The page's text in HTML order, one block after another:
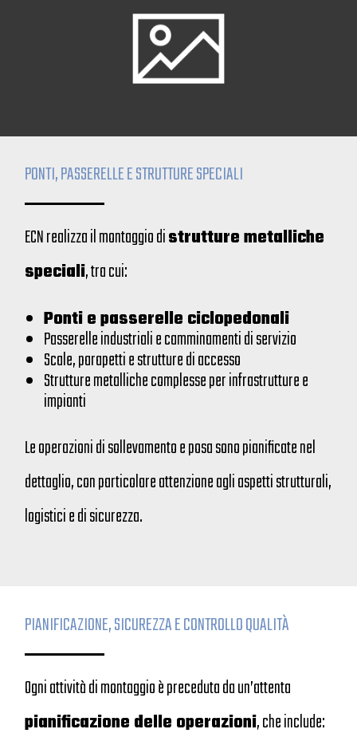
PONTI, PASSERELLE E STRUTTURE SPECIALI
ECN realizza il montaggio distrutture metalliche
speciali, tra cui:
Ponti e passerelle ciclopedonali
Passerelle industriali e camminamenti di servizio
Scale, parapetti e strutture di accesso
Strutture metalliche complesse per infrastrutture e
impianti
Le operazioni di sollevamento e posa sono pianificate nel
dettaglio, con particolare attenzione agli aspetti strutturali,
logistici e di sicurezza.
PIANIFICAZIONE, SICUREZZA E CONTROLLO QUALITÀ
Ogni attività di montaggio è preceduta da un’attenta
pianificazione delle operazioni, che include: